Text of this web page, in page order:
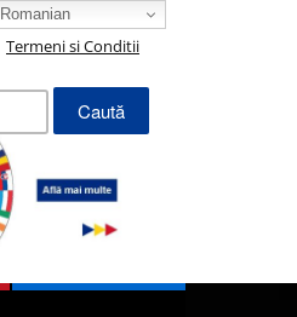
Termeni si Conditii
Caută
după:
Romanian